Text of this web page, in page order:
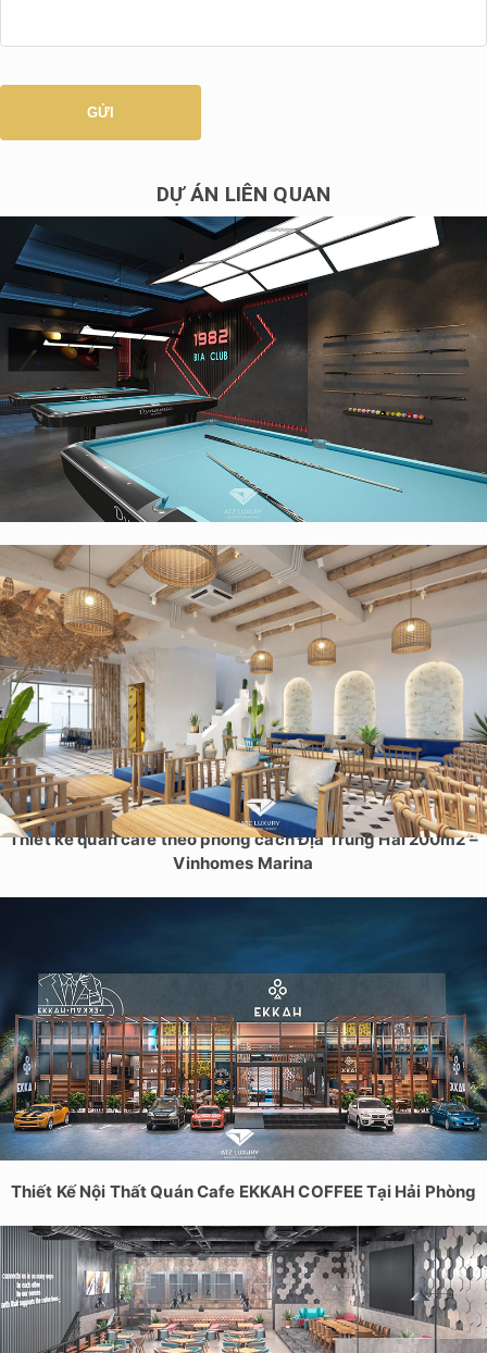
DỰ ÁN LIÊN QUAN
Thiết kế nội thất quán cafe bida 1982 BIA CLUB 230m2
Thiết kế quán cafe theo phong cách Địa Trung Hải 200m2 –
Vinhomes Marina
Thiết Kế Nội Thất Quán Cafe EKKAH COFFEE Tại Hải Phòng